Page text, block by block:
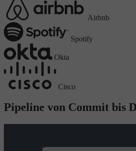
Airbnb
Spotify
Okta
Cisco
Pipeline von Commit bis